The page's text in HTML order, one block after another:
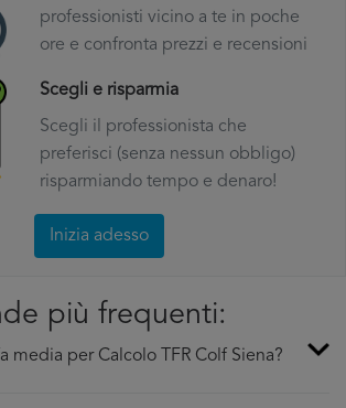
professionisti vicino a te in poche
ore e confronta prezzi e recensioni
Scegli e risparmia
Scegli il professionista che
preferisci (senza nessun obbligo)
risparmiando tempo e denaro!
Inizia adesso
più frequenti:
media per Calcolo TFR Colf Siena?